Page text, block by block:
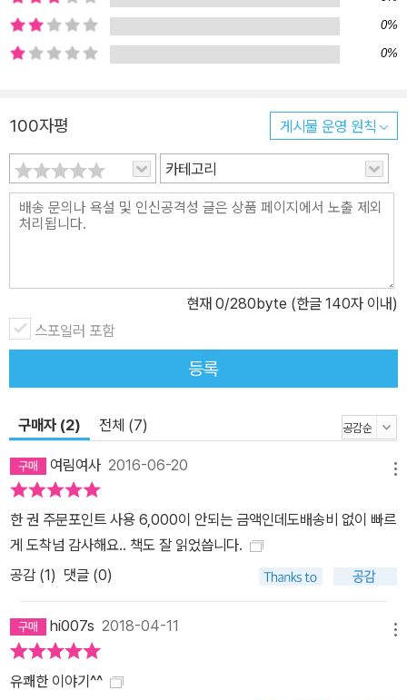
택을 꿈꾸게 하지 않을까요? 부디 그랬으면 합니다. (‘작가의 말’에
서) 우리가 배워야 할 거의 모든 것은 운동장에 있다 『소리 질러, 운동
장』은 아이들이 야구하는 모습을 재미있게 그린 동화다. 하지만 즐겁
제의식을 만날 수 있다. 후보 선수이기는 하지만 야구부였던 김동해
는 자기 팀 선수에게 아웃을 선언한 심판의 판정에 대해 혼자서 옳다
고 말했다가 야구부에서 쫓겨나고 만다. 어릴 때부터 공 가지고 노는
걸 좋아했던 공희주는 야구부에 들고 싶지만 여자라는 이유로 가입을
거절당한다. 이런 일들은 사실 현실에서 드물게 벌어지는 일이 아니
다. 다만 아이들은 대응 방법을 잘 모르거나 갈등을 피하고 싶어서, 또
다. 하지만 『소리 질러, 운동장』의 막야구부 아이들은 서로 머리를 맞
대어 상의하고, 논리적으로 옳고 그름을 따지고, 때로는 주변의 도움
을 받으면서 문제 해결 방법을 찾고 자신들의 정당한 권리를 주장하
기도 한다. 아이들은 함께 고민하고 함께 행동하면서 조금씩 야구공
처럼 단단해져 간다. 아이들이 운동장에서 뛰어놀며 자연스럽게 정
의, 진리, 평등과 같은 가치들을 배우는 모습을 정교하게 그려내는 이
책은 시대를 초월해 독자들의 마음에 소중하게 자리 잡을 작품이다.
자연스럽게 운동장을 나누어 쓰는 방법을 배우는 아이들의 모습이 다
양한 세대의 독자들 모두의 가슴을 울리는 지혜를 선사할 것이다.
0%
0%
100자평 게시물 운영 원칙
카테고리
현재 0/280byte (한글 140자 이내)
스포일러 포함
등록
구매자 (2) 전체 (7)
여림여사 2016-06-20
한 권 주문포인트 사용 6,000이 안되는 금액인데도배송비 없이 빠르
게 도착넘 감사해요.. 책도 잘 읽었씁니다.
공감 (1) 댓글 (0)
hi007s 2018-04-11
유쾌한 이야기^^